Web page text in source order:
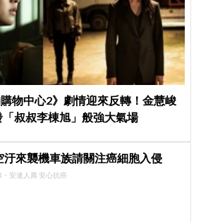
物中心2》劇情迎來反轉！金慧峻
叔叔李棟旭」般強大氣場
汙來襲機車族請關注癌細胞入侵
・安達人壽 安心抗癌